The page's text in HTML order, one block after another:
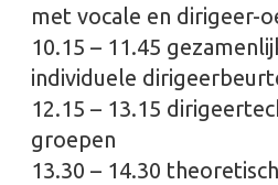
met vocale en dirigeer-
10.15 – 11.45
individuele
12.15 – 13.15
groepen
13.30 – 14.30